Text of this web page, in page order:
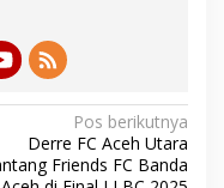
Pos berikutnya
Derre FC Aceh Utara
Friends FC Banda